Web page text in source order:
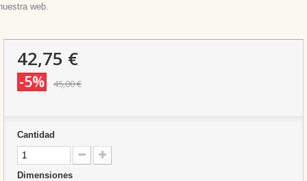
web.
42,75 €
-5% 45,00 €
Cantidad
Dimensiones